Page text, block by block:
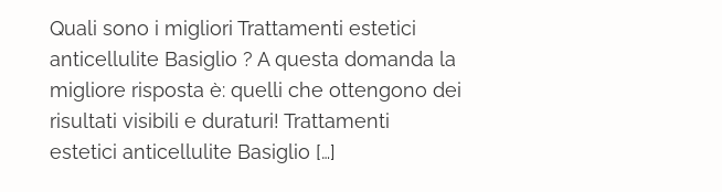
Quali sono i migliori Trattamenti estetici
anticellulite Basiglio ? A questa domanda la
migliore risposta è: quelli che ottengono dei
risultati visibili e duraturi! Trattamenti
estetici anticellulite Basiglio […]